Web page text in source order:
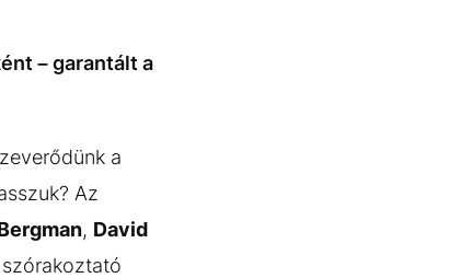
– garantált a
a
Az
, David